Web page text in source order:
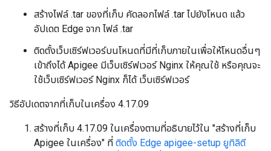
สร้างไฟล์ .tar ของที่เก็บ คัดลอกไฟล์ .tar ไปยังโหนด แล้ว
อัปเดต Edge จาก ไฟล์ .tar
ติดตั้งเว็บเซิร์ฟเวอร์บนโหนดที่มีที่เก็บภายในเพื่อให้โหนดอื่นๆ
เข้าถึงได้ Apigee มีเว็บเซิร์ฟเวอร์ Nginx ให้คุณใช้ หรือคุณจะ
ใช้เว็บเซิร์ฟเวอร์ Nginx ก็ได้ เว็บเซิร์ฟเวอร์
วิธีอัปเดตจากที่เก็บในเครื่อง 4.17.09
สร้างที่เก็บ 4.17.09 ในเครื่องตามที่อธิบายไว้ใน "สร้างที่เก็บ
Apigee ในเครื่อง" ที่ ติดตั้ง Edge apigee-setup ยูทิลิตี